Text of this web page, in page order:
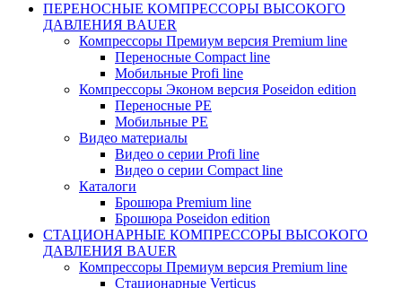
ПЕРЕНОСНЫЕ КОМПРЕССОРЫ ВЫСОКОГО
ДАВЛЕНИЯ BAUER
Компрессоры Премиум версия Premium line
Переносные Compact line
Мобильные Profi line
Компрессоры Эконом версия Poseidon edition
Переносные PE
Мобильные PE
Видео материалы
Видео о серии Profi line
Видео о серии Compact line
Каталоги
Брошюра Premium line
Брошюра Poseidon edition
СТАЦИОНАРНЫЕ КОМПРЕССОРЫ ВЫСОКОГО
ДАВЛЕНИЯ BAUER
Компрессоры Премиум версия Premium line
Стационарные Verticus